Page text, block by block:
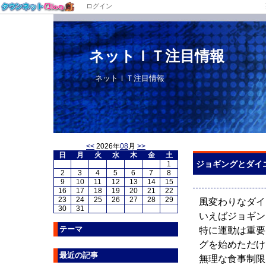
ログイン
ネットＩＴ注目情報
ネットＩＴ注目情報
ジョギングとダイ
風変わりなダ
いえばジョギ
特に運動は重
グを始めただ
無理な食事制
<< 2026年08月 >>
日
月 火 水 木 金
土
1
2
3 4 5 6 7
8
9
10 11 12 13 14
15
16
17 18 19 20 21
22
23
24 25 26 27 28
29
30
31
テーマ
最近の記事